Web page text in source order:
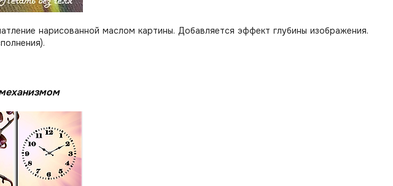
нарисованной маслом картины. Добавляется эффект глубины изображения.